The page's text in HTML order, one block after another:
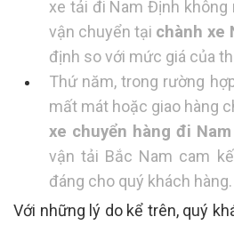
xe tải đi Nam Định không
vận chuyển tại chành xe
định so với mức giá của
Thứ năm, trong rường
mất mát hoặc giao hàng
xe chuyển hàng đi
vận tải Bắc Nam cam
đáng cho quý khách hàng.
Với những lý do kể trên, quý